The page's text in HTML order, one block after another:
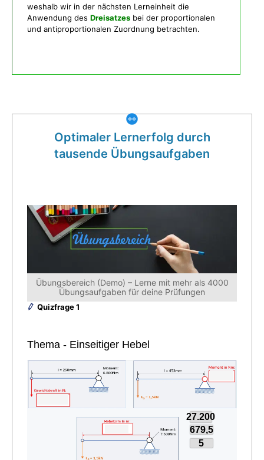
weshalb wir in der nächsten Lerneinheit die
Anwendung des Dreisatzes bei der proportionalen
und antiproportionalen Zuordnung betrachten.
Optimaler Lernerfolg durch
tausende Übungsaufgaben
Übungsbereich (Demo) – Lerne mit mehr als 4000
Übungsaufgaben für deine Prüfungen
Quizfrage 1